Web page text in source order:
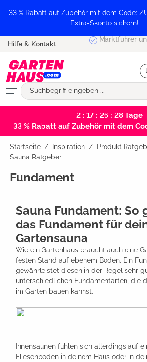
springen
33 % Rabatt auf Zubehör mit dem Code:
Extra-Skonto sichern!
Hilfe & Kontakt Marktführer
2 : 17 : 26 : 27Tage
33 % Rabatt auf Zubehör mit dem
Startseite Inspiration / Produkt
Sauna Ratgeber
Fundament
Sauna Fundament: So
das Fundament für
Gartensauna
Wie ein Gartenhaus braucht auch eine
festen Stand auf ebenem Boden. Ein
gewährleistet diesen in der Regel sehr
unterschiedlichen Fundamentarten, die
im Garten bauen kannst.
Innensaunen fühlen sich allerdings auf
Fliesenboden in deinem Haus oder in